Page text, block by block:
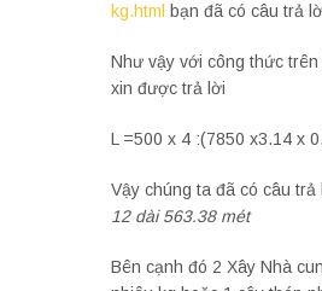
kg.html
bạn đã có câu trả
Như vậy với công thức
xin được trả lời
L =500 x 4 :(7850 x3.14 x
Vậy chúng ta đã có câu trả
12 dài 563.38 mét
Bên cạnh đó 2 Xây Nhà